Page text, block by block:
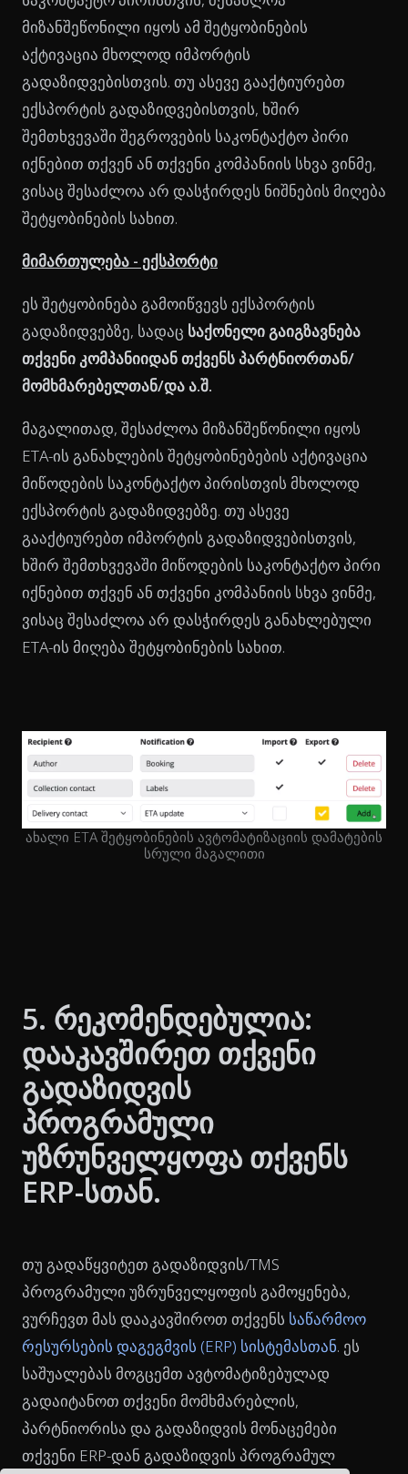
მიზანშეწონილი იყოს ამ შეტყობინების
აქტივაცია მხოლოდ იმპორტის
გადაზიდვებისთვის. თუ ასევე გააქტიურებთ
ექსპორტის გადაზიდვებისთვის, ხშირ
შემთხვევაში შეგროვების საკონტაქტო პირი
იქნებით თქვენ ან თქვენი კომპანიის სხვა ვინმე,
ვისაც შესაძლოა არ დასჭირდეს ნიშნების მიღება
შეტყობინების სახით.
მიმართულება - ექსპორტი
ეს შეტყობინება გამოიწვევს ექსპორტის
გადაზიდვებზე, სადაც საქონელი გაიგზავნება
თქვენი კომპანიიდან თქვენს პარტნიორთან/
მომხმარებელთან/და ა.შ.
მაგალითად, შესაძლოა მიზანშეწონილი იყოს
ETA-ის განახლების შეტყობინებების აქტივაცია
მიწოდების საკონტაქტო პირისთვის მხოლოდ
ექსპორტის გადაზიდვებზე. თუ ასევე
გააქტიურებთ იმპორტის გადაზიდვებისთვის,
ხშირ შემთხვევაში მიწოდების საკონტაქტო პირი
იქნებით თქვენ ან თქვენი კომპანიის სხვა ვინმე,
ვისაც შესაძლოა არ დასჭირდეს განახლებული
ETA-ის მიღება შეტყობინების სახით.
ახალი ETA შეტყობინების ავტომატიზაციის დამატების
სრული მაგალითი
5. რეკომენდებულია:
დააკავშირეთ თქვენი
გადაზიდვის
პროგრამული
უზრუნველყოფა თქვენს
ERP-სთან.
თუ გადაწყვიტეთ გადაზიდვის/TMS
პროგრამული უზრუნველყოფის გამოყენება,
ვურჩევთ მას დააკავშიროთ თქვენს საწარმოო
რესურსების დაგეგმვის (ERP) სისტემასთან. ეს
საშუალებას მოგცემთ ავტომატიზებულად
გადაიტანოთ თქვენი მომხმარებლის,
პარტნიორისა და გადაზიდვის მონაცემები
თქვენი ERP-დან გადაზიდვის პროგრამულ